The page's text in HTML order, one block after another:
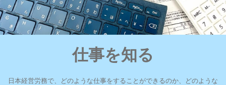
仕事を知る
日本経営労務で、どのような仕事をすることができるのか、どのような